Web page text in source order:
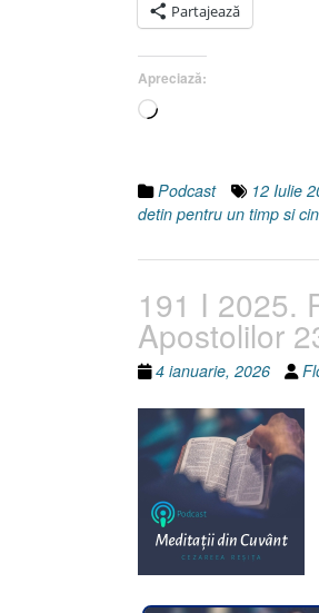
Partajează
Apreciază:
Încarc...
Podcast 12 Iulie
detin pentru un timp si
191 I 2025.
Apostolilor
4 ianuarie, 2026